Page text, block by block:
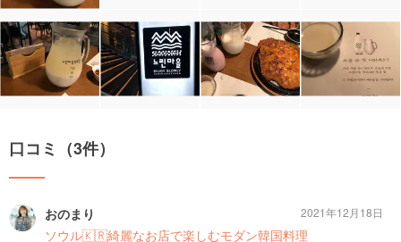
口コミ（3件）
おのまり
ソウル🇰🇷綺麗なお店で楽しむモダン韓国料理
2021年12月18日